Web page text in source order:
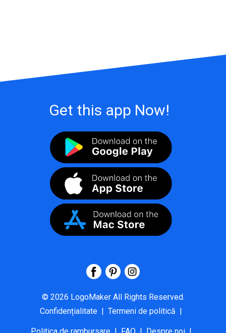
Get this app Now!
© 2026 LogoMaker All Rights Reserved.
Confidențialitate | Termeni de politică |